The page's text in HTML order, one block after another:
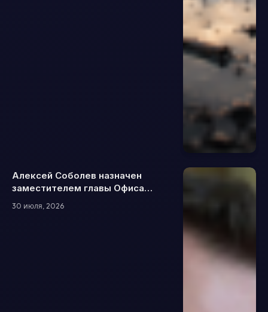
Алексей Соболев назначен
заместителем главы Офиса
президента: чем будет
заниматься и что о нем известно
30 июля, 2026